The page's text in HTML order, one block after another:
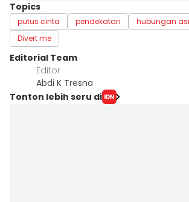
Topics
putus cinta pendekatan
hubungan
Divert me
Editorial Team
Editor
Abdi K Tresna
Tonton lebih seru di